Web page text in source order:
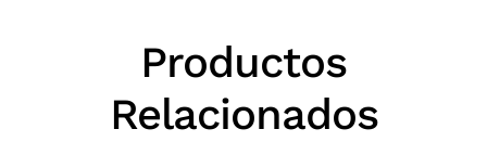
Productos
Relacionados